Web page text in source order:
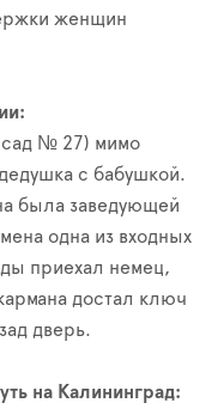
женщин
сад № 27) мимо
с бабушкой.
была заведующей
одна из входных
приехал немец,
достал ключ
дверь.
на Калининград: